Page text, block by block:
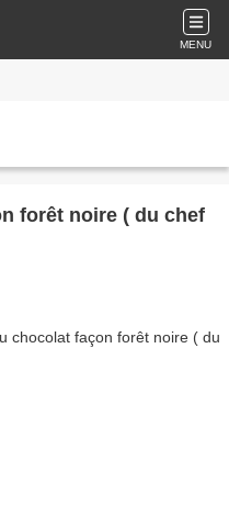
MENU
forêt noire ( du chef